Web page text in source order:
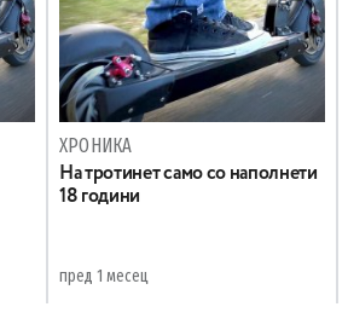
ХРОНИКА
На тротинет само со наполнети
18 години
пред 1 месец